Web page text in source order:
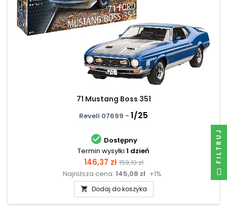
71 Mustang Boss 351
Revell 07699 - 1/25
 Dostępny
Termin wysyłki 1 dzień
Cena
146,37 zł Cena
podstawowa
159,10 zł
Najniższa cena: 145,08 zł +1%
 Dodaj do koszyka
FILTRUJ